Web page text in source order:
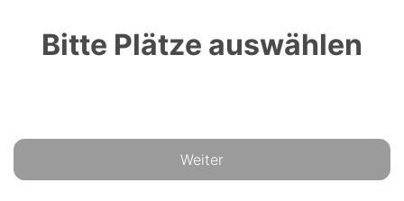
Bitte Plätze auswählen
Weiter